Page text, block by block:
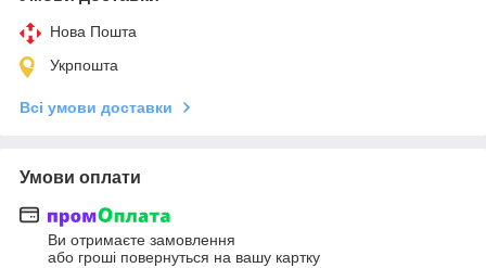
Нова Пошта
Укрпошта
Всі умови доставки
Умови оплати
Ви отримаєте замовлення
або гроші повернуться на вашу картку